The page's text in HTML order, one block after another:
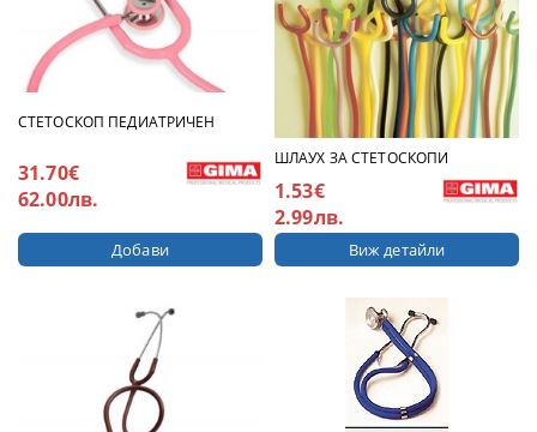
СТЕТОСКОП ПЕДИАТРИЧЕН
31.70€
62.00лв.
ШЛАУХ ЗА СТЕТОСКОПИ
1.53€
2.99лв.
Виж детайли